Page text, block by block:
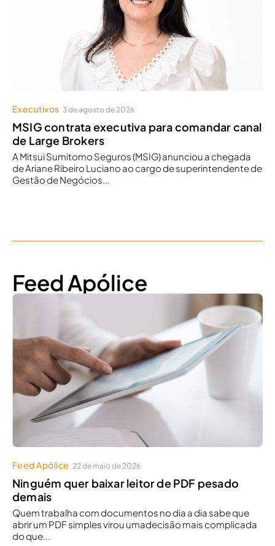
Executivos 3 de agosto de 2026
MSIG contrata executiva para comandar canal
de Large Brokers
A Mitsui Sumitomo Seguros (MSIG) anunciou a chegada
de Ariane Ribeiro Luciano ao cargo de superintendente de
Gestão de Negócios...
Feed Apólice
Feed Apólice 22 de maio de 2026
Ninguém quer baixar leitor de PDF pesado
demais
Quem trabalha com documentos no dia a dia sabe que
abrir um PDF simples virou umadecisão mais complicada
do que...